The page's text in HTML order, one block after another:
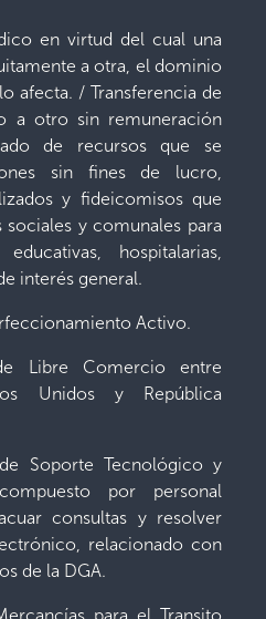
en virtud del cual una
a otra, el dominio
afecta. / Transferencia de
a otro sin remuneración
de recursos que se
sin fines de lucro,
y fideicomisos que
y comunales para
hospitalarias,
interés general.
Activo.
Libre Comercio entre
Unidos y República
Soporte Tecnológico y
por personal
consultas y resolver
relacionado con
de la DGA.